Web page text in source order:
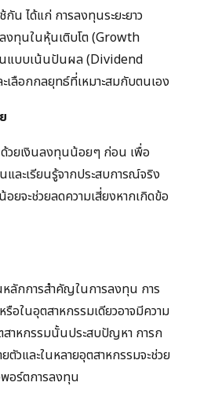
น ได้แก่ การลงทุนระยะยาว
ทุนในหุ้นเติบโต (Growth
แบบเน้นปันผล (Dividend
ลือกกลยุทธ์ที่เหมาะสมกับตนเอง
วยเงินลงทุนน้อยๆ ก่อน เพื่อ
ละเรียนรู้จากประสบการณ์จริง
ยจะช่วยลดความเสี่ยงหากเกิดข้อ
หลักการสำคัญในการลงทุน การ
อในอุตสาหกรรมเดียวอาจมีความ
าหกรรมนั้นประสบปัญหา การก
ตัวและในหลายอุตสาหกรรมจะช่วย
อร์ตการลงทุน